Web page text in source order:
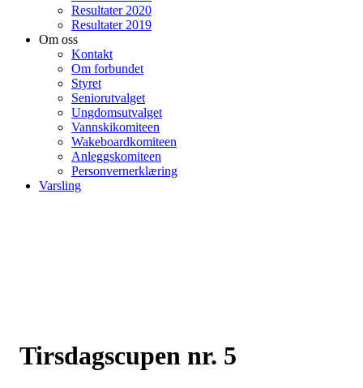
Resultater 2020
Resultater 2019
Om oss
Kontakt
Om forbundet
Styret
Seniorutvalget
Ungdomsutvalget
Vannskikomiteen
Wakeboardkomiteen
Anleggskomiteen
Personvernerklæring
Varsling
Tirsdagscupen nr. 5